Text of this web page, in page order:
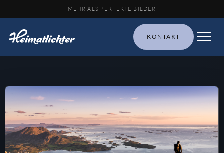
MEHR ALS PERFEKTE BILDER
KONTAKT